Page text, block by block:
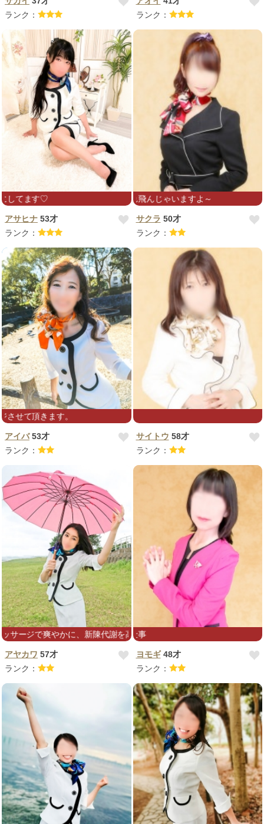
ランク：
ランク：
またお会い出来るのを楽しみにしてます♡
アサヒナ 53才
ランク：
界経験者、疲れ飛んじゃいますよ～
サクラ 50才
ランク：
★マスク着用にて、マッサージさせ
アイバ53才
ランク：
★一生懸命頑張っ
サイトウ 58才
ランク：
新陳代謝を高めて健康な毎日を♬♡衛生面にも気をつけてお伺いし
アヤカワ 57才
ランク：
誰かの明日を支
ヨモギ48才
ランク：